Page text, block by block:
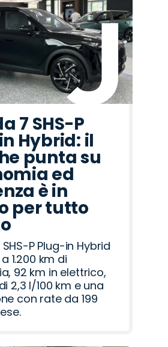
7 SHS-P
Hybrid: il
punta su
ed
è in
per tutto
P Plug-in Hybrid
1.200 km di
92 km in elettrico,
2,3 l/100 km e una
con rate da 199